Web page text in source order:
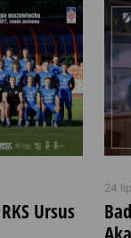
Ursus
24